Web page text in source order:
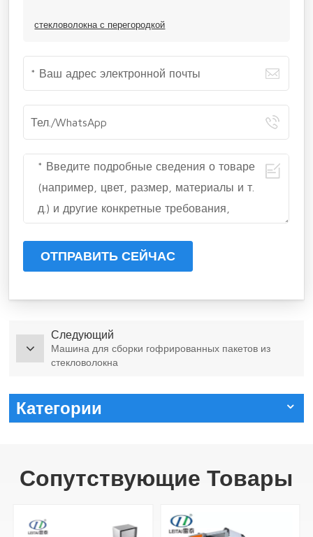
стекловолокна с перегородкой
ОТПРАВИТЬ СЕЙЧАС
Следующий
Машина для сборки гофрированных пакетов из
стекловолокна
Категории
Сопутствующие Товары